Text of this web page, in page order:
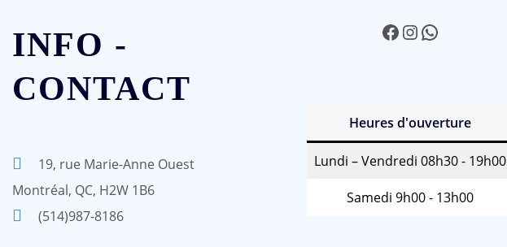
INFO -
CONTACT
19, rue Marie-Anne Ouest
Montréal, QC, H2W 1B6
(514)987-8186
Facebook InstagramWhatsApp
Heures d'ouverture
Lundi – Vendredi 08h30 - 19h00
Samedi 9h00 - 13h00